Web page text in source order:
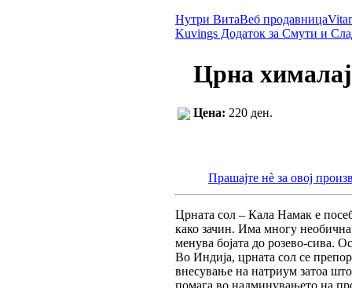
Нутри ВитаВеб продавница
Kuvings Додаток за Смути и
Црна
Цена: 220 ден.
Прашајте нè за овој
Црната сол – Кала Намак е
како зачин. Има многу необична
менува бојата до розево-сива.
Во Индија, црната сол се
внесување на натриум затоа
помага во надминувањето на